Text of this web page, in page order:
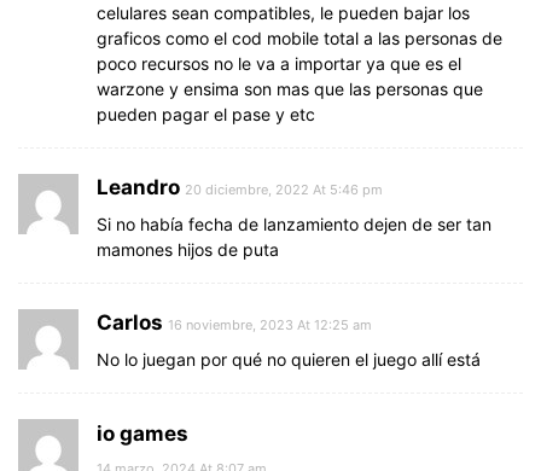
celulares sean compatibles, le pueden bajar los
graficos como el cod mobile total a las personas de
poco recursos no le va a importar ya que es el
warzone y ensima son mas que las personas que
pueden pagar el pase y etc
Leandro 20 diciembre, 2022 At 5:46 pm
Si no había fecha de lanzamiento dejen de ser tan
mamones hijos de puta
Carlos 16 noviembre, 2023 At 12:25 am
No lo juegan por qué no quieren el juego allí está
io games